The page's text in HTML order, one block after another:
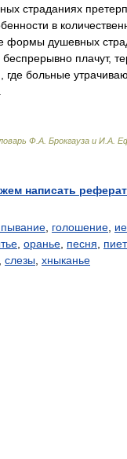
страданиях
в
формы душевных
плачут,
где больные
Ф.А. Брокгауза и И.А.
написать реферат
голошение
оранье песня
слезы хныканье